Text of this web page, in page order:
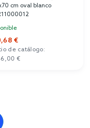
cm oval blanco
€
de catálogo:
€